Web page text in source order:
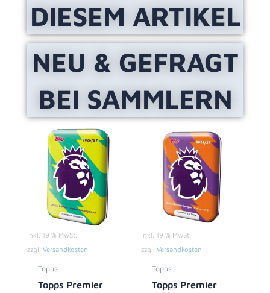
DIESEM ARTIKEL
NEU & GEFRAGT
BEI SAMMLERN
inkl. 19 % MwSt.
zzgl. Versandkosten
Topps
Topps Premier
inkl. 19 % MwSt.
zzgl. Versandkosten
Topps
Topps Premier